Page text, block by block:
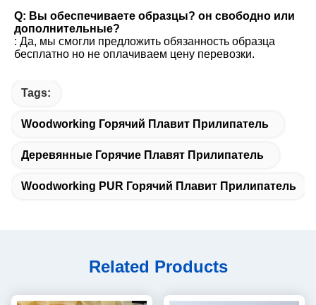
Q: Вы обеспечиваете образцы? он свободно или
дополнительные?
: Да, мы смогли предложить обязанность образца
бесплатно но не оплачиваем цену перевозки.
Tags:
Woodworking Горячий Плавит Прилипатель
Деревянные Горячие Плавят Прилипатель
Woodworking PUR Горячий Плавит Прилипатель
Related Products